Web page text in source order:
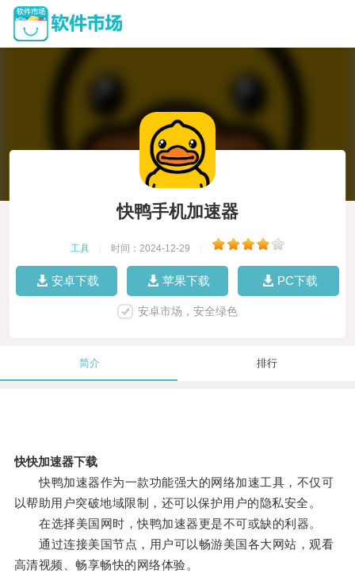
快鸭手机加速器
工具 时间：2024-12-29
安卓下载 苹果下载 PC下载
安卓市场，安全绿色
简介 排行
快快加速器下载
快鸭加速器作为一款功能强大的网络加速工具，不仅可
以帮助用户突破地域限制，还可以保护用户的隐私安全。
在选择美国网时，快鸭加速器更是不可或缺的利器。
通过连接美国节点，用户可以畅游美国各大网站，观看
高清视频、畅享畅快的网络体验。